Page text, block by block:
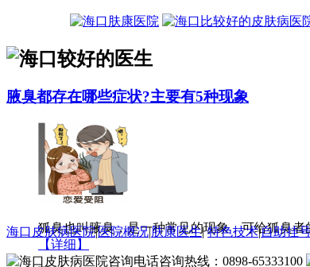
腋臭都存在哪些症状?主要有5种现象
狐臭也叫腋臭，是一种常见的现象，可给狐臭
【详细】
海口皮肤病医院|医院概况|肤康医生|特色技术|自助挂
咨询热线：0898-65333100